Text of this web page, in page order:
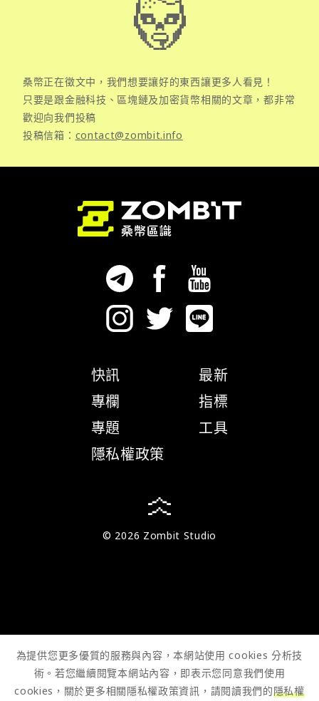
桑幣正在徵文中，我們想要讓好的東西讓更多人看見！
只要是跟金融科技、區塊鏈及加密貨幣相關的文章，都非常
歡迎向我們投稿
投稿信箱： contact@zombit.info
快訊
專欄
專題
隱私權政策
最新
指標
工具
© 2026 Zombit Studio
為提供您更多優質的服務與內容，本網站使用 cookies 分析技
術。若您繼續閱覽本網站內容，即表示您同意我們使用
cookies，關於更多相關隱私權政策資訊，請閱讀我們的隱私權